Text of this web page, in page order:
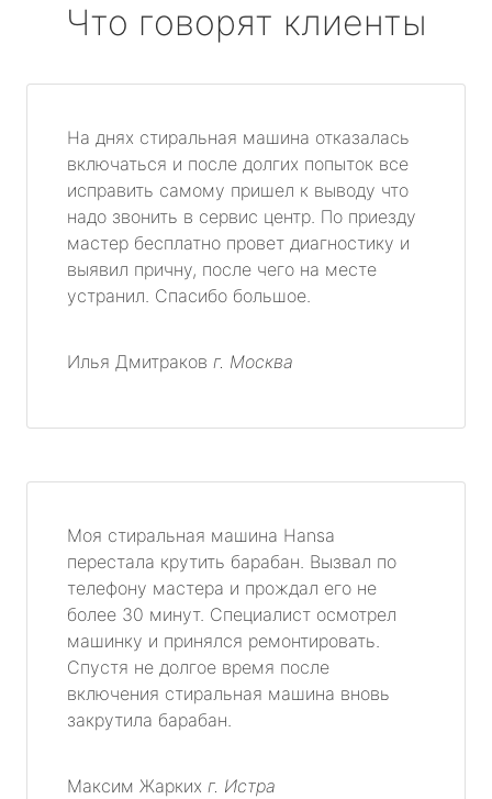
Что говорят клиенты
На днях стиральная машина отказалась
включаться и после долгих попыток все
исправить самому пришел к выводу что
надо звонить в сервис центр. По приезду
мастер бесплатно провет диагностику и
выявил причну, после чего на месте
устранил. Спасибо большое.
Илья Дмитраков г. Москва
Моя стиральная машина Hansa
перестала крутить барабан. Вызвал по
телефону мастера и прождал его не
более 30 минут. Специалист осмотрел
машинку и принялся ремонтировать.
Спустя не долгое время после
включения стиральная машина вновь
закрутила барабан.
Максим Жарких г. Истра